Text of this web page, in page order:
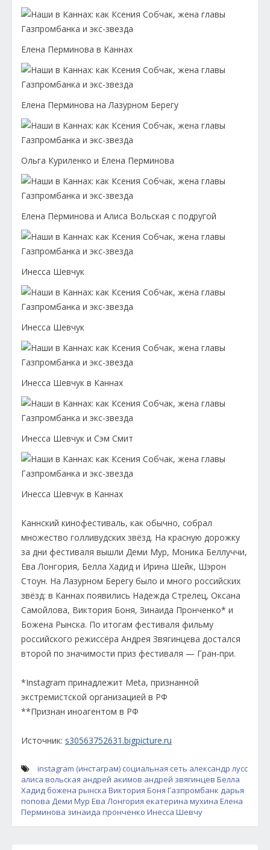
Елена Перминова в Каннах
Елена Перминова на Лазурном Берегу
Ольга Куриленко и Елена Перминова
Елена Перминова и Алиса Вольская с подругой
Инесса Шевчук
Инесса Шевчук
Инесса Шевчук в Каннах
Инесса Шевчук и Сэм Смит
Инесса Шевчук в Каннах
Каннский кинофестиваль, как обычно, собрал
множество голливудских звёзд. На красную дорожку
за дни фестиваля вышли Деми Мур, Моника Беллуччи,
Ева Лонгория, Белла Хадид и Ирина Шейк, Шэрон
Стоун. На Лазурном Берегу было и много российских
звёзд: в Каннах появились Надежда Стрелец, Оксана
Самойлова, Виктория Боня, Зинаида Пронченко* и
Божена Рынска. По итогам фестиваля фильму
российского режиссёра Андрея Звягинцева достался
второй по значимости приз фестиваля — Гран-при.
*Instagram принадлежит Meta, признанной
экстремистской организацией в РФ
**Признан иноагентом в РФ
Источник: s30563752631.bigpicture.ru
instagram (инстаграм) социальная сеть александр лусс
алиса вольская андрей акимов андрей звягинцев Белла
Хадид божена рынска Виктория Боня Газпромбанк дарья
попова Деми Мур Ева Лонгория екатерина мухина Елена
Перминова зинаида пронченко Инесса Шевчу